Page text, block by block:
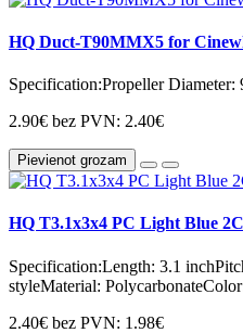
HQ Duct-T90MMX5 for
Specification:Propeller
2.90€ bez PVN: 2.40€
Pievienot grozam
HQ T3.1x3x4 PC Light Blue
Specification:Length: 3.1
styleMaterial:
2.40€ bez PVN: 1.98€